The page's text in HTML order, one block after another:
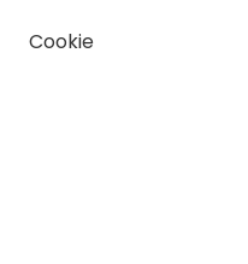
Cookie